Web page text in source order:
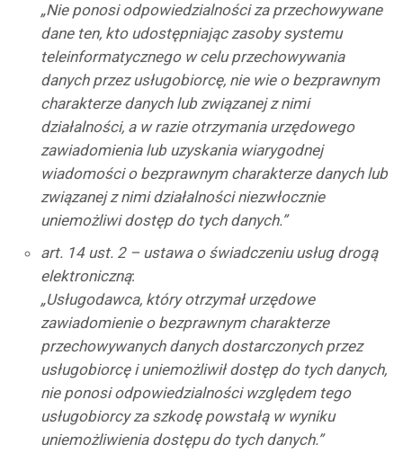
„Nie ponosi odpowiedzialności za przechowywane
dane ten, kto udostępniając zasoby systemu
teleinformatycznego w celu przechowywania
danych przez usługobiorcę, nie wie o bezprawnym
charakterze danych lub związanej z nimi
działalności, a w razie otrzymania urzędowego
zawiadomienia lub uzyskania wiarygodnej
wiadomości o bezprawnym charakterze danych lub
związanej z nimi działalności niezwłocznie
uniemożliwi dostęp do tych danych.”
art. 14 ust. 2 – ustawa o świadczeniu usług drogą
elektroniczną:
„Usługodawca, który otrzymał urzędowe
zawiadomienie o bezprawnym charakterze
przechowywanych danych dostarczonych przez
usługobiorcę i uniemożliwił dostęp do tych danych,
nie ponosi odpowiedzialności względem tego
usługobiorcy za szkodę powstałą w wyniku
uniemożliwienia dostępu do tych danych.”